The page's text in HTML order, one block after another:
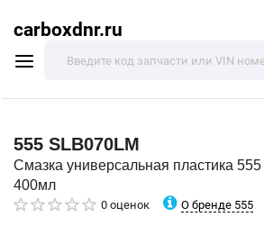
carboxdnr.ru
555 SLB070LM
Смазка универсальная пластика
400мл
0 оценок О бренде 555